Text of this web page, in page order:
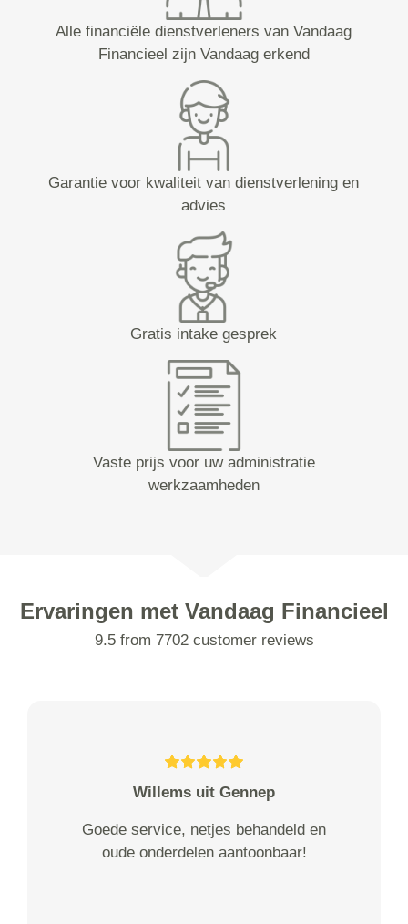
Alle financiële dienstverleners van Vandaag
Financieel zijn Vandaag erkend
Garantie voor kwaliteit van dienstverlening en
advies
Gratis intake gesprek
Vaste prijs voor uw administratie
werkzaamheden
Ervaringen met Vandaag Financieel
9.5 from 7702 customer reviews
Willems uit Gennep
Goede service, netjes behandeld en
oude onderdelen aantoonbaar!